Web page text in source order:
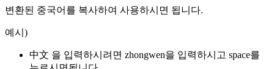
변환된 중국어를 복사하여 사용하시면 됩니다.
예시)
中文 을 입력하시려면 zhongwen을 입력하시고 space를